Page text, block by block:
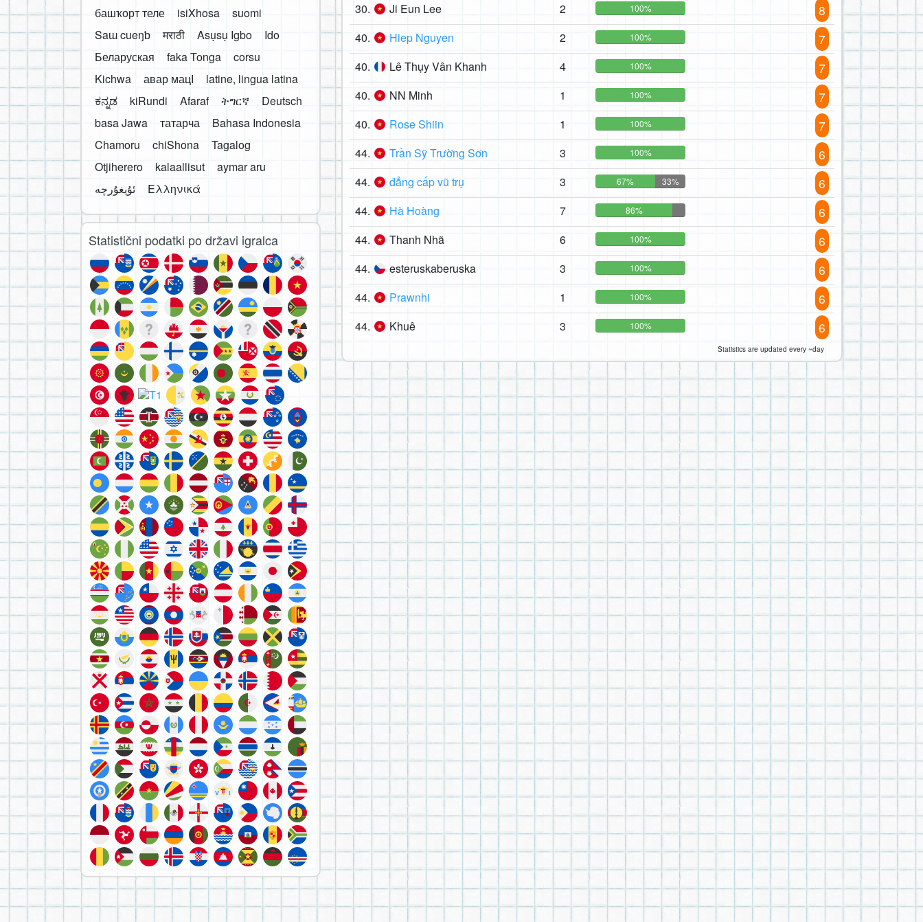
30. Ji Eun Lee 2 100% 8
40. Hiep Nguyen 2 100% 7
40. Lê Thụy Vân Khanh 4 100% 7
40. NN Minh 1 100% 7
40. Rose Shiin 1 100% 7
44. Trần Sỹ Trường Sơn 3 100% 6
44. đẳng cấp vũ trụ 3 67% 33% 6
44. Hà Hoàng 7 86% 6
44. Thanh Nhã 6 100% 6
44. esteruskaberuska 3 100% 6
44. Prawnhi 1 100% 6
44. Khuê 3 100% 6
Statistics are updated every ~day
башҡорт теле
isiXhosa
suomi
Saɯ cueŋƅ
मराठी Asụsụ Igbo
Ido
Беларуская
faka Tonga
corsu
Kichwa
авар мацӀ
latine, lingua latina
ಕನ್ನಡ
kiRundi Afaraf ትግርኛ
Deutsch
basa Jawa
татарча
Bahasa Indonesia
Chamoru
chiShona
Tagalog
Otjiherero
kalaallisut
aymar aru
Ελληνικά
Statistični podatki po državi igralca